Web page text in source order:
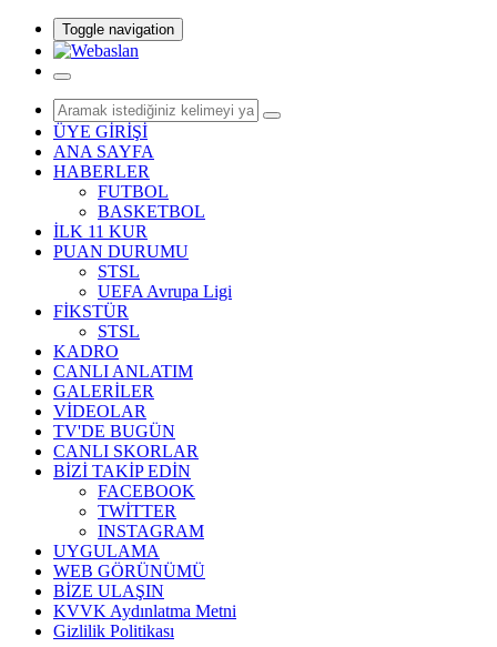
Toggle navigation
ÜYE GİRİŞİ
ANA SAYFA
HABERLER
FUTBOL
BASKETBOL
İLK 11 KUR
PUAN DURUMU
STSL
UEFA Avrupa Ligi
FİKSTÜR
STSL
KADRO
CANLI ANLATIM
GALERİLER
VİDEOLAR
TV'DE BUGÜN
CANLI SKORLAR
BİZİ TAKİP EDİN
FACEBOOK
TWİTTER
INSTAGRAM
UYGULAMA
WEB GÖRÜNÜMÜ
BİZE ULAŞIN
KVVK Aydınlatma Metni
Gizlilik Politikası